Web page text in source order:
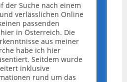
der Suche nach einem
verlässlichen Online
passenden
in Österreich. Die
aus meiner
habe ich hier
Seitdem wurde
inklusive
rund um das